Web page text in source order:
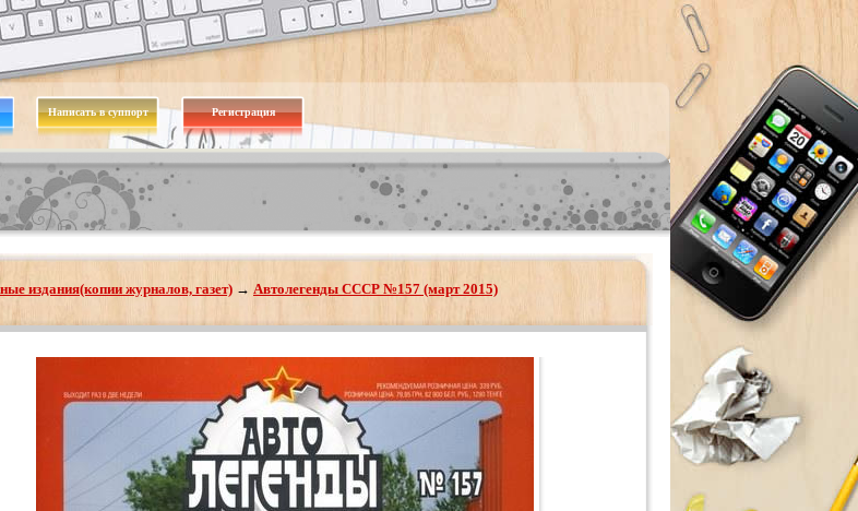
Написать в суппорт Регистрация
издания(копии журналов, газет) → Автолегенды СССР №157 (март 2015)